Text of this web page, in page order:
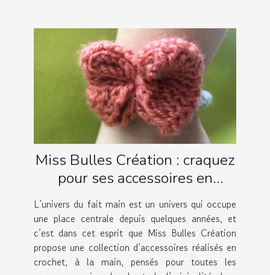
Miss Bulles Création : craquez
pour ses accessoires en
crochet artisanaux !
L’univers du fait main est un univers qui occupe
une place centrale depuis quelques années, et
c’est dans cet esprit que Miss Bulles Création
propose une collection d’accessoires réalisés en
crochet, à la main, pensés pour toutes les